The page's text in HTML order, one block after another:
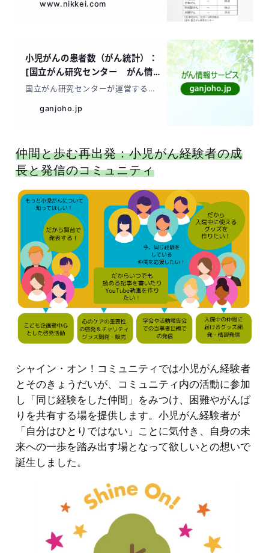
仲間と歩む再出発：小児がん経験者の成
長と発信のコミュニティ
シャイン・オン！コミュニティでは小児がん経験者
とそのきょうだいが、コミュニティ内の活動に参加
し「同じ経験をした仲間」をみつけ、困難やがんば
りを共有する場を提供します。小児がん経験者が
「自分はひとりではない」ことに気付き、自身の未
来への一歩を踏み出す場となって欲しいとの想いで
誕生しました。